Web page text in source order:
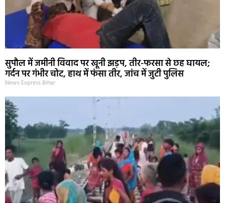
सुपौल में जमीनी विवाद पर खूनी झड़प, तीर-फरसा से छह घायल;
गर्दन पर गंभीर चोट, हाथ में फंसा तीर, जांच में जुटी पुलिस
News Express Bihar